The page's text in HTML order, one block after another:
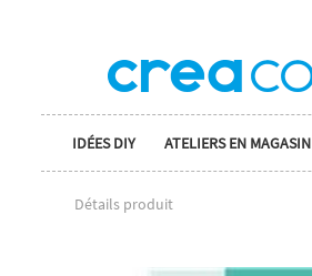
IDÉES DIY ATELIERS EN MAGASIN
Détails produit